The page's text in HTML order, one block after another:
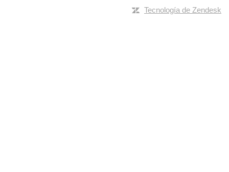
Tecnología de Zendesk